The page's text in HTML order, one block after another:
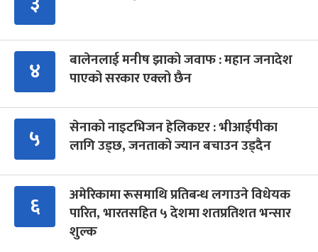
४
बालेनलाई मनीष झाको जवाफ : महान जनादेश
पाएको सरकार एक्लो छैन
५
सेनाको नाइटभिजन हेलिकप्टर : भीआईपीका
लागि उड्छ, जनताको ज्यान बचाउन उड्दैन
६
अमेरिकामा रूसमाथि प्रतिबन्ध लगाउने विधेयक
पारित, भारतसहित ५ देशमा शतप्रतिशत भन्सार
शुल्क